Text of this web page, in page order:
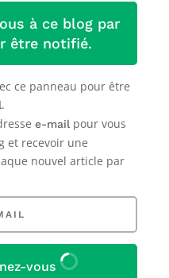
à ce blog par
être notifié.
ce panneau pour être
.
e-mailpour vous
et recevoir une
nouvel article par
vous